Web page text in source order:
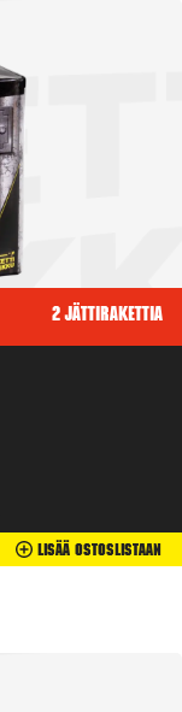
2 jättirakettia
Lisää Ostoslistaan